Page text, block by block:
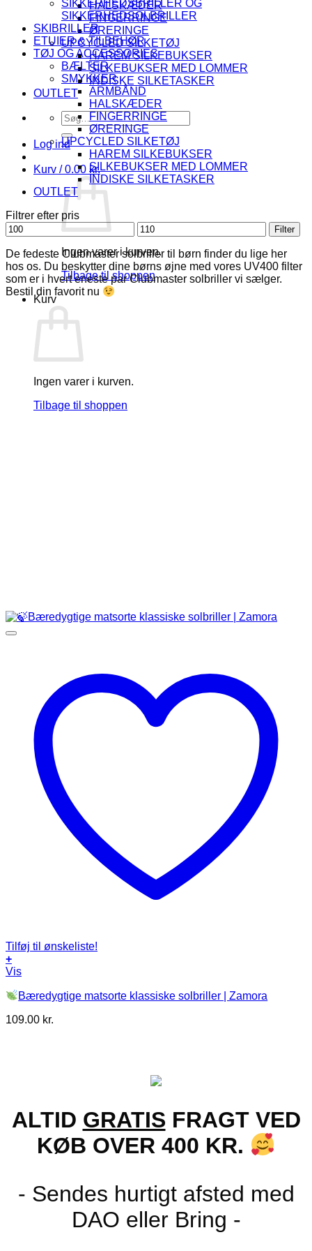
HALSKÆDER
FINGERRINGE
ØRERINGE
UPCYCLED SILKETØJ
HAREM SILKEBUKSER
SILKEBUKSER MED LOMMER
INDISKE SILKETASKER
OUTLET
Søg
efter:
Log ind
Kurv /0.00 kr.
Ingen varer i kurven.
Tilbage til shoppen
Kurv
Ingen varer i kurven.
Tilbage til shoppen
SIKKERHEDSBRILLER OG
SIKKERHEDSOLBRILLER
SKIBRILLER
ETUIER & TILBEHØR
TØJ OG ACCESSORIES
BÆLTER
SMYKKER
ARMBÅND
HALSKÆDER
FINGERRINGE
ØRERINGE
UPCYCLED SILKETØJ
HAREM SILKEBUKSER
SILKEBUKSER MED LOMMER
INDISKE SILKETASKER
OUTLET
Filtrer efter pris
Mindste
pris
Højeste
pris
Filter
De fedeste Clubmaster solbriller til børn finder du lige her
hos os. Du beskytter dine børns øjne med vores UV400 filter
som er i hvert eneste par Clubmaster solbriller vi sælger.
Bestil din favorit nu
Tilføj til ønskeliste!
+
Vis
Bæredygtige matsorte klassiske solbriller | Zamora
109.00 kr.
ALTID GRATIS FRAGT VED
KØB OVER 400 KR.
- Sendes hurtigt afsted med
DAO eller Bring -